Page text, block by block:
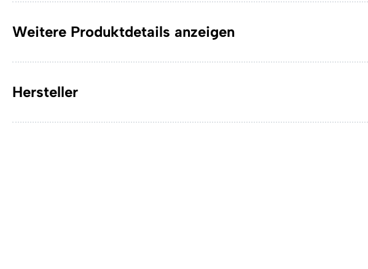
Weitere Produktdetails anzeigen
Hersteller